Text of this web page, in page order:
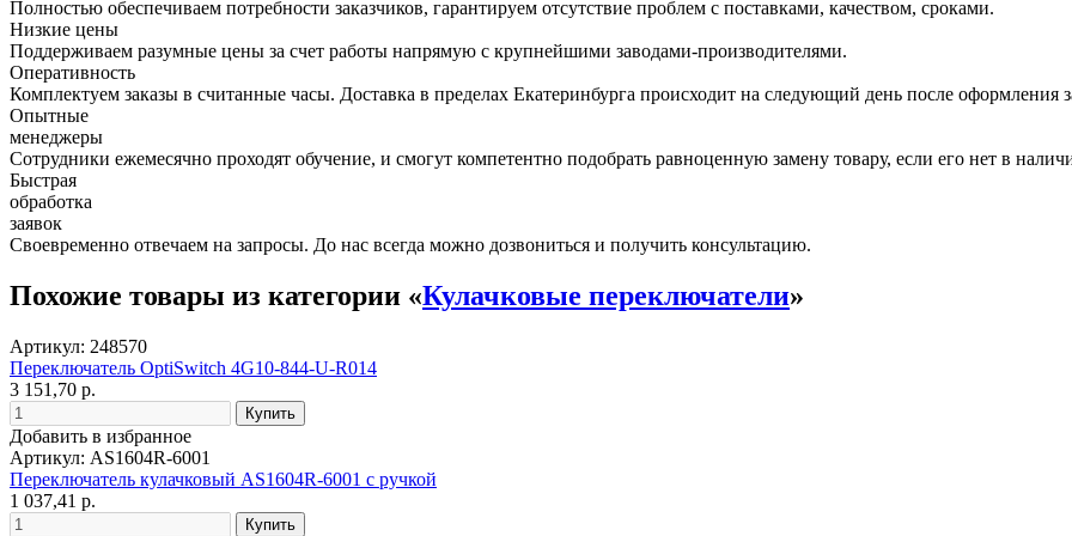
Полностью обеспечиваем потребности заказчиков, гарантируем отсутствие проблем с поставками, качеством, сроками.
Низкие цены
Поддерживаем разумные цены за счет работы напрямую с крупнейшими заводами-производителями.
Оперативность
Комплектуем заказы в считанные часы. Доставка в пределах Екатеринбурга происходит на следующий день после оформления
Опытные
менеджеры
Сотрудники ежемесячно проходят обучение, и смогут компетентно подобрать равноценную замену товару, если его нет в
Быстрая
обработка
заявок
Своевременно отвечаем на запросы. До нас всегда можно дозвониться и получить консультацию.
Похожие товары из категории «Кулачковые переключатели»
Артикул: 248570
Переключатель OptiSwitch 4G10-844-U-R014
3 151,70 р.
Добавить в избранное
Артикул: AS1604R-6001
Переключатель кулачковый AS1604R-6001 с ручкой
1 037,41 р.